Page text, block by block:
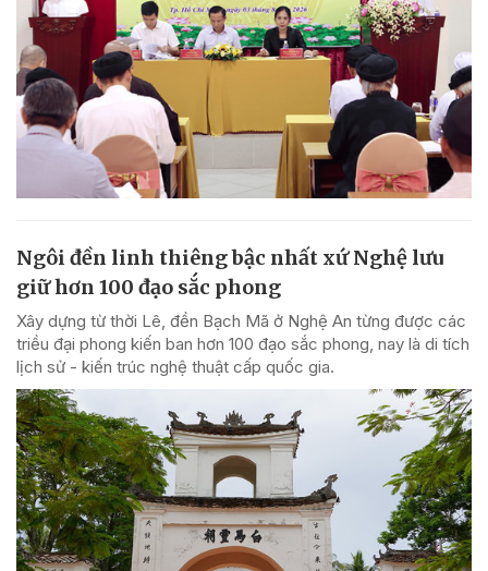
Ngôi đền linh thiêng bậc nhất xứ Nghệ lưu
giữ hơn 100 đạo sắc phong
Xây dựng từ thời Lê, đền Bạch Mã ở Nghệ An từng được các
triều đại phong kiến ban hơn 100 đạo sắc phong, nay là di tích
lịch sử - kiến trúc nghệ thuật cấp quốc gia.